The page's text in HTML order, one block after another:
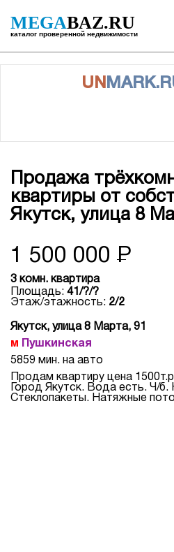
MEGABAZ.RU
каталог проверенной недвижимости
UN
Продажа
квартиры от
Якутск, улица 8
1 500 000 Р
3 комн. квартира
Площадь: 41/?/?
Этаж/этажность: 2/2
Якутск, улица 8 Марта, 91
Пушкинская
5859 мин. на авто
Продам квартиру цена
Город Якутск. Вода есть. Ч/
Стеклопакеты. Натяжные